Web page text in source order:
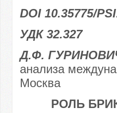
DOI 10.35775/
УДК 32.327
Д.Ф.
анализа
Москва
РОЛЬ